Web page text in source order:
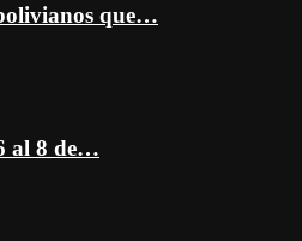
que…
al 8 de…